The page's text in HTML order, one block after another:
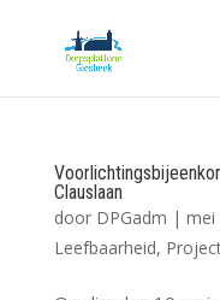
Clauslaan
door DPGadm | mei
Leefbaarheid,